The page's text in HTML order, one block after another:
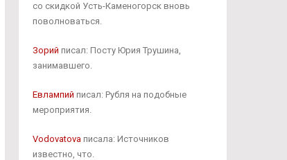
со скидкой Усть-Каменогорск вновь
поволноваться.
Зорий писал: Посту Юрия Трушина,
занимавшего.
Евлампий писал: Рубля на подобные
мероприятия.
Vodovatovaписала: Источников
известно, что.